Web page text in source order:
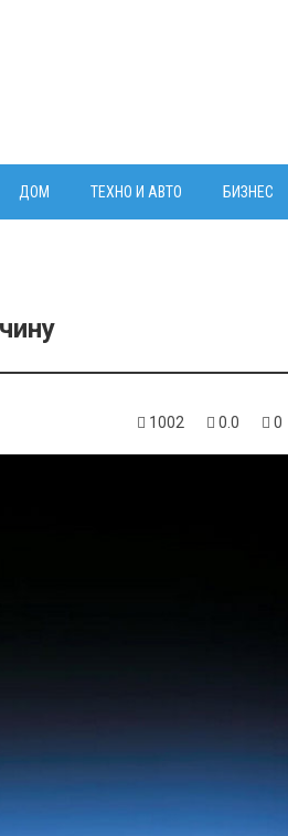
ДОМ ТЕХНО И АВТО БИЗНЕС
1002 0.0 0